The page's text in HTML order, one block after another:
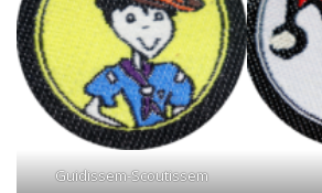
Guidissem-Scoutissem